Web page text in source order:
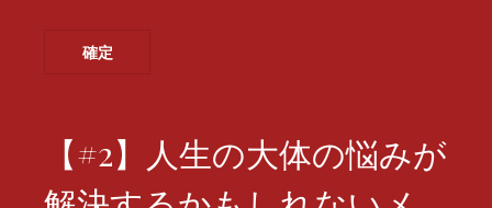
【#2】人生の大体の悩みが